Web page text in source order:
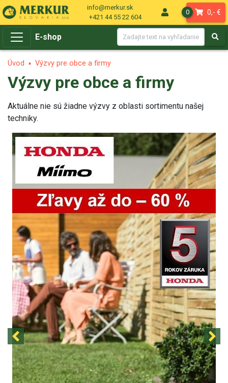
info@merkur.sk
+421 44 55 22 604
0 0,- €
E-shop
Úvod Výzvy pre obce a firmy
Výzvy pre obce a firmy
Aktuálne nie sú žiadne výzvy z oblasti sortimentu našej
techniky.